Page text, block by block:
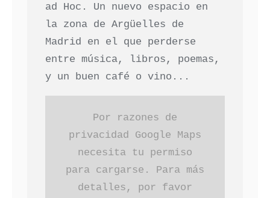
ad Hoc. Un nuevo espacio en
la zona de Argüelles de
Madrid en el que perderse
entre música, libros, poemas,
y un buen café o vino...
Por razones de
privacidad Google Maps
necesita tu permiso
para cargarse. Para más
detalles, por favor